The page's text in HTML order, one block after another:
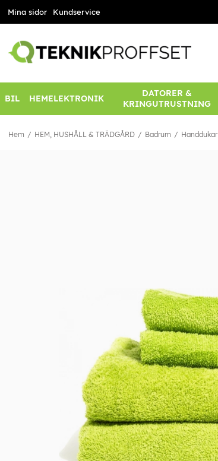
Mina sidor Kundservice
BIL HEMELEKTRONIK
DATORER &
KRINGUTRUSTNING
Hem HEM, HUSHÅLL & TRÄDGÅRD Badrum Handdukar